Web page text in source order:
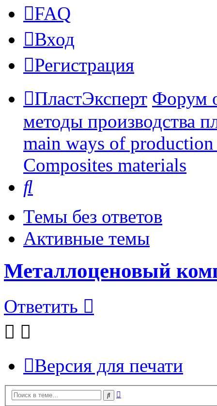
FAQ
Вход
Регистрация
ПластЭксперт Форум
методы производства
main ways of
Сomposites materials
Темы без ответов
Активные темы
Металлоценовый
Ответить
Версия для печати
Поиск